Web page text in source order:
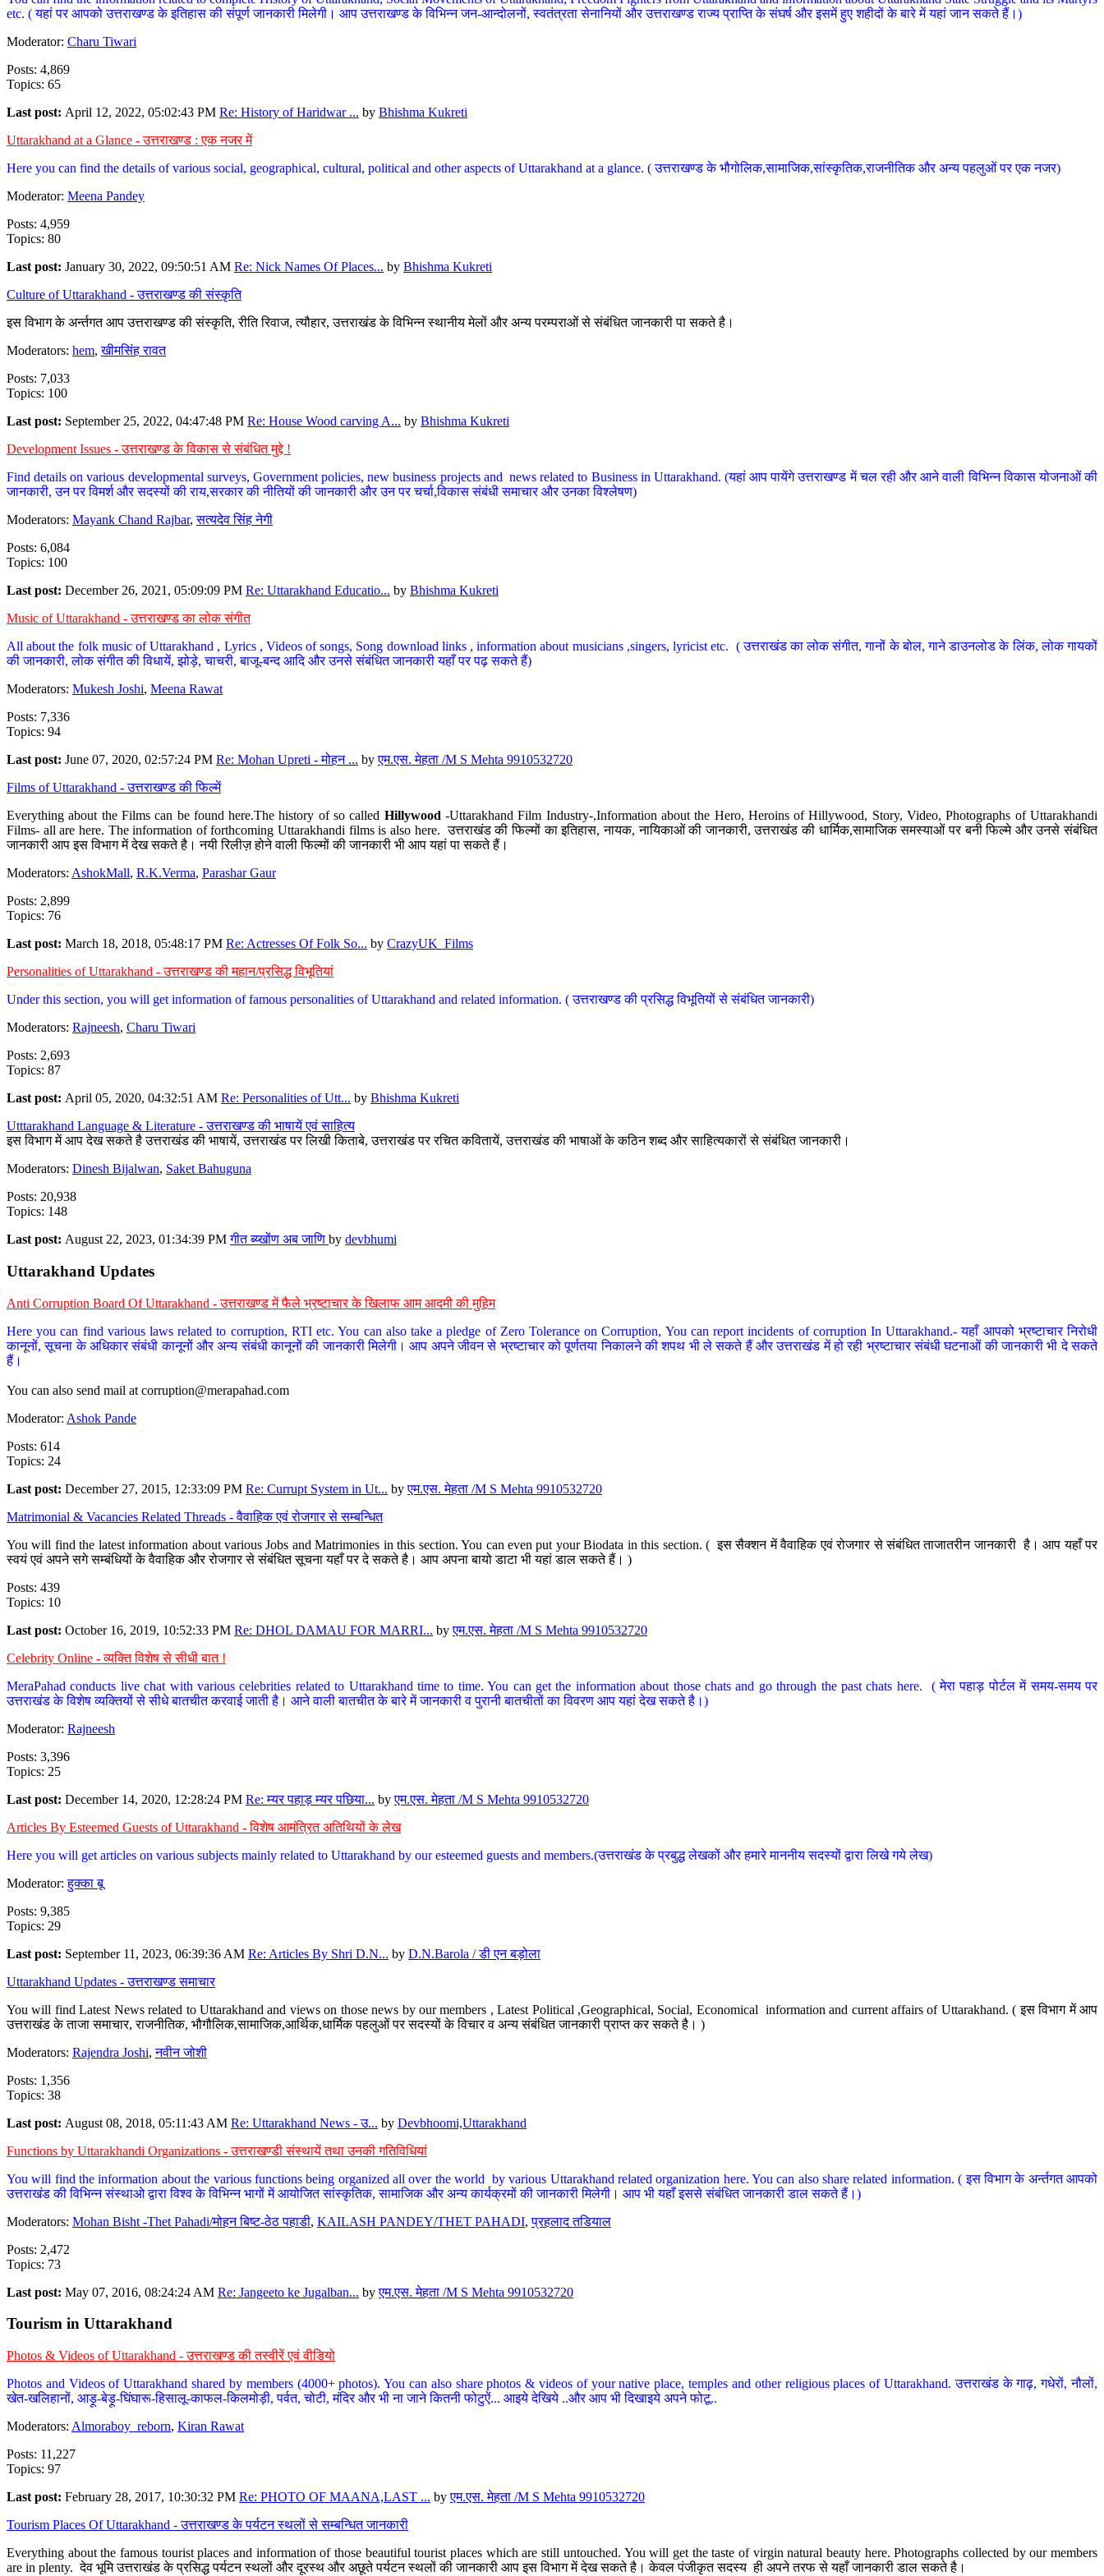
etc. ( यहां पर आपको उत्तराखण्ड के इतिहास की संपूर्ण जानकारी मिलेगी। आप उत्तराखण्ड के विभिन्न जन-आन्दोलनों, स्वतंत्रता सेनानियों और उत्तराखण्ड राज्य प्राप्ति के संघर्ष और इसमें हुए शहीदों के बारे में यहां जान सकते हैं।)
Moderator: Charu Tiwari
Posts: 4,869
Topics: 65
Last post: April 12, 2022, 05:02:43 PM Re: History of Haridwar ... by Bhishma Kukreti
Uttarakhand at a Glance - उत्तराखण्ड : एक नजर में
Here you can find the details of various social, geographical, cultural, political and other aspects of Uttarakhand at a glance. ( उत्तराखण्ड के भौगोलिक,सामाजिक,सांस्कृतिक,राजनीतिक और अन्य पहलुओं पर एक नजर)
Moderator: Meena Pandey
Posts: 4,959
Topics: 80
Last post: January 30, 2022, 09:50:51 AM Re: Nick Names Of Places... by Bhishma Kukreti
Culture of Uttarakhand - उत्तराखण्ड की संस्कृति
इस विभाग के अर्न्तगत आप उत्तराखण्ड की संस्कृति, रीति रिवाज, त्यौहार, उत्तराखंड के विभिन्न स्थानीय मेलों और अन्य परम्पराओं से संबंधित जानकारी पा सकते है।
Moderators: hem,खीमसिंह रावत
Posts: 7,033
Topics: 100
Last post: September 25, 2022, 04:47:48 PM Re: House Wood carving A... by Bhishma Kukreti
Development Issues - उत्तराखण्ड के विकास से संबंधित मुद्दे !
Find details on various developmental surveys, Government policies, new business projects and news related to Business in Uttarakhand. (यहां आप पायेंगे उत्तराखण्ड में चल रही और आने वाली विभिन्न विकास योजनाओं की
जानकारी, उन पर विमर्श और सदस्यों की राय,सरकार की नीतियों की जानकारी और उन पर चर्चा,विकास संबंधी समाचार और उनका विश्लेषण)
Moderators: Mayank Chand Rajbar,सत्यदेव सिंह नेगी
Posts: 6,084
Topics: 100
Last post: December 26, 2021, 05:09:09 PM Re: Uttarakhand Educatio... by Bhishma Kukreti
Music of Uttarakhand - उत्तराखण्ड का लोक संगीत
All about the folk music of Uttarakhand , Lyrics , Videos of songs, Song download links , information about musicians ,singers, lyricist etc. ( उत्तराखंड का लोक संगीत, गानों के बोल, गाने डाउनलोड के लिंक, लोक गायकों
की जानकारी, लोक संगीत की विधायें, झोड़े, चाचरी, बाजू-बन्द आदि और उनसे संबंधित जानकारी यहाँ पर पढ़ सकते हैं)
Moderators: Mukesh Joshi, Meena Rawat
Posts: 7,336
Topics: 94
Last post: June 07, 2020, 02:57:24 PM Re: Mohan Upreti - मोहन ... byएम.एस. मेहता /M S Mehta 9910532720
Films of Uttarakhand - उत्तराखण्ड की फिल्में
Everything about the Films can be found here.The history of so called Hillywood-Uttarakhand Film Industry-,Information about the Hero, Heroins of Hillywood, Story, Video, Photographs of Uttarakhandi
Films- all are here. The information of forthcoming Uttarakhandi films is also here. उत्तराखंड की फिल्मों का इतिहास, नायक, नायिकाओं की जानकारी, उत्तराखंड की धार्मिक,सामाजिक समस्याओं पर बनी फिल्मे और उनसे संबंधित
जानकारी आप इस विभाग में देख सकते है। नयी रिलीज़ होने वाली फिल्मों की जानकारी भी आप यहां पा सकते हैं।
Moderators: AshokMall, R.K.Verma, Parashar Gaur
Posts: 2,899
Topics: 76
Last post: March 18, 2018, 05:48:17 PM Re: Actresses Of Folk So... by CrazyUK_Films
Personalities of Uttarakhand - उत्तराखण्ड की महान/प्रसिद्ध विभूतियां
Under this section, you will get information of famous personalities of Uttarakhand and related information. ( उत्तराखण्ड की प्रसिद्ध विभूतियों से संबंधित जानकारी)
Moderators: Rajneesh, Charu Tiwari
Posts: 2,693
Topics: 87
Last post: April 05, 2020, 04:32:51 AM Re: Personalities of Utt... by Bhishma Kukreti
Utttarakhand Language & Literature - उत्तराखण्ड की भाषायें एवं साहित्य
इस विभाग में आप देख सकते है उत्तराखंड की भाषायें, उत्तराखंड पर लिखी किताबे, उत्तराखंड पर रचित कवितायें, उत्तराखंड की भाषाओं के कठिन शब्द और साहित्यकारों से संबंधित जानकारी।
Moderators: Dinesh Bijalwan, Saket Bahuguna
Posts: 20,938
Topics: 148
Last post: August 22, 2023, 01:34:39 PMगीत ब्य्खोंण अब जाणि by devbhumi
Uttarakhand Updates
Anti Corruption Board Of Uttarakhand - उत्तराखण्ड में फैले भ्रष्टाचार के खिलाफ आम आदमी की मुहिम
Here you can find various laws related to corruption, RTI etc. You can also take a pledge of Zero Tolerance on Corruption, You can report incidents of corruption In Uttarakhand.- यहाँ आपको भ्रष्टाचार निरोधी
कानूनों, सूचना के अधिकार संबंधी कानूनों और अन्य संबंधी कानूनों की जानकारी मिलेगी। आप अपने जीवन से भ्रष्टाचार को पूर्णतया निकालने की शपथ भी ले सकते हैं और उत्तराखंड में हो रही भ्रष्टाचार संबंधी घटनाओं की जानकारी भी दे सकते
हैं।
You can also send mail at corruption@merapahad.com
Moderator: Ashok Pande
Posts: 614
Topics: 24
Last post: December 27, 2015, 12:33:09 PM Re: Currupt System in Ut... byएम.एस. मेहता /M S Mehta 9910532720
Matrimonial & Vacancies Related Threads - वैवाहिक एवं रोजगार से सम्बन्धित
You will find the latest information about various Jobs and Matrimonies in this section. You can even put your Biodata in this section. ( इस सैक्शन में वैवाहिक एवं रोजगार से संबंधित ताजातरीन जानकारी है। आप यहाँ पर
स्वयं एवं अपने सगे सम्बंधियों के वैवाहिक और रोजगार से संबंधित सूचना यहाँ पर दे सकते है। आप अपना बायो डाटा भी यहां डाल सकते हैं। )
Posts: 439
Topics: 10
Last post: October 16, 2019, 10:52:33 PM Re: DHOL DAMAU FOR MARRI... byएम.एस. मेहता /M S Mehta 9910532720
Celebrity Online - व्यक्ति विशेष से सीधी बात !
MeraPahad conducts live chat with various celebrities related to Uttarakhand time to time. You can get the information about those chats and go through the past chats here. ( मेरा पहाड़ पोर्टल में समय-समय पर
उत्तराखंड के विशेष व्यक्तियों से सीधे बातचीत करवाई जाती है। आने वाली बातचीत के बारे में जानकारी व पुरानी बातचीतों का विवरण आप यहां देख सकते है।)
Moderator: Rajneesh
Posts: 3,396
Topics: 25
Last post: December 14, 2020, 12:28:24 PM Re: म्यर पहाड़ म्यर पछिया... byएम.एस. मेहता /M S Mehta 9910532720
Articles By Esteemed Guests of Uttarakhand - विशेष आमंत्रित अतिथियों के लेख
Here you will get articles on various subjects mainly related to Uttarakhand by our esteemed guests and members.(उत्तराखंड के प्रबुद्ध लेखकों और हमारे माननीय सदस्यों द्वारा लिखे गये लेख)
Moderator:हुक्का बू
Posts: 9,385
Topics: 29
Last post: September 11, 2023, 06:39:36 AM Re: Articles By Shri D.N... by D.N.Barola / डी एन बड़ोला
Uttarakhand Updates - उत्तराखण्ड समाचार
You will find Latest News related to Uttarakhand and views on those news by our members , Latest Political ,Geographical, Social, Economical information and current affairs of Uttarakhand. ( इस विभाग में आप
उत्तराखंड के ताजा समाचार, राजनीतिक, भौगौलिक,सामाजिक,आर्थिक,धार्मिक पहलुओं पर सदस्यों के विचार व अन्य संबंधित जानकारी प्राप्त कर सकते है। )
Moderators: Rajendra Joshi,नवीन जोशी
Posts: 1,356
Topics: 38
Last post: August 08, 2018, 05:11:43 AM Re: Uttarakhand News - उ... by Devbhoomi,Uttarakhand
Functions by Uttarakhandi Organizations - उत्तराखण्डी संस्थायें तथा उनकी गतिविधियां
You will find the information about the various functions being organized all over the world by various Uttarakhand related organization here. You can also share related information. ( इस विभाग के अर्न्तगत आपको
उत्तराखंड की विभिन्न संस्थाओ द्वारा विश्व के विभिन्न भागों में आयोजित सांस्कृतिक, सामाजिक और अन्य कार्यक्रमों की जानकारी मिलेगी। आप भी यहाँ इससे संबंधित जानकारी डाल सकते हैं।)
Moderators: Mohan Bisht -Thet Pahadi/मोहन बिष्ट-ठेठ पहाडी, KAILASH PANDEY/THET PAHADI,प्रहलाद तडियाल
Posts: 2,472
Topics: 73
Last post: May 07, 2016, 08:24:24 AM Re: Jangeeto ke Jugalban... byएम.एस. मेहता /M S Mehta 9910532720
Tourism in Uttarakhand
Photos & Videos of Uttarakhand - उत्तराखण्ड की तस्वीरें एवं वीडियो
Photos and Videos of Uttarakhand shared by members (4000+ photos). You can also share photos & videos of your native place, temples and other religious places of Uttarakhand. उत्तराखंड के गाढ़, गधेरों, नौलों,
खेत-खलिहानों, आड़ू-बेड़ू-घिंघारू-हिसालू-काफल-किलमोड़ी, पर्वत, चोटी, मंदिर और भी ना जाने कितनी फोटुऐं... आइये देखिये ..और आप भी दिखाइये अपने फोटू..
Moderators: Almoraboy_reborn, Kiran Rawat
Posts: 11,227
Topics: 97
Last post: February 28, 2017, 10:30:32 PM Re: PHOTO OF MAANA,LAST ... byएम.एस. मेहता /M S Mehta 9910532720
Tourism Places Of Uttarakhand - उत्तराखण्ड के पर्यटन स्थलों से सम्बन्धित जानकारी
Everything about the famous tourist places and information of those beautiful tourist places which are still untouched. You will get the taste of virgin natural beauty here. Photographs collected by our members
are in plenty. देव भूमि उत्तराखंड के प्रसिद्ध पर्यटन स्थलों और दूरस्थ और अछूते पर्यटन स्थलों की जानकारी आप इस विभाग में देख सकते है। केवल पंजीकृत सदस्य ही अपने तरफ से यहाँ जानकारी डाल सकते है।